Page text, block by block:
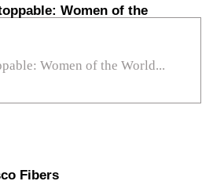
Women of the
Women of the World...
Fibers